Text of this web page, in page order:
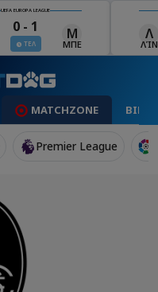
UEFA EUROPA LEAGUE
0 - 1
ΤΕΛ
Μ
ΜΠΕ
Λ
ΛΊΝ
MATCHZONE
Premier League